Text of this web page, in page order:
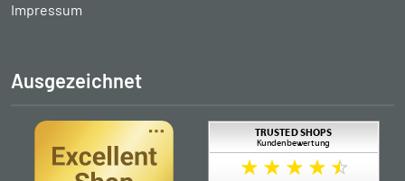
Impressum
Ausgezeichnet